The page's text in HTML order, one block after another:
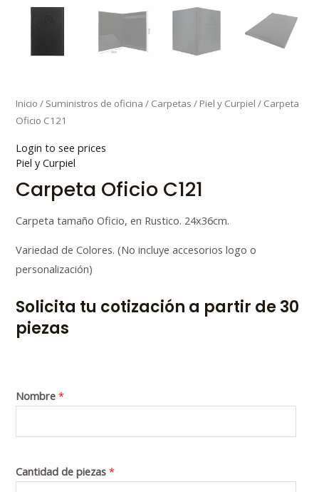
Inicio / Suministros de oficina / Carpetas / Piel y Curpiel / Carpeta
Oficio C121
Login to see prices
Piel y Curpiel
Carpeta Oficio C121
Carpeta tamaño Oficio, en Rustico. 24x36cm.
Variedad de Colores. (No incluye accesorios logo o
personalización)
Solicita tu cotización a partir de 30
piezas
Nombre*
Cantidad de piezas*